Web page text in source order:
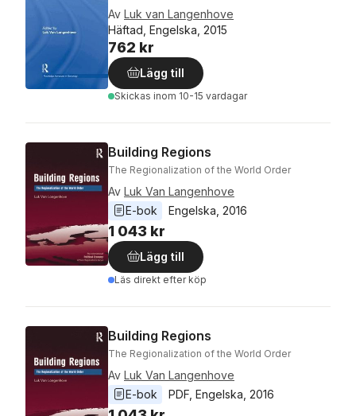
Av Luk van Langenhove
Häftad, Engelska, 2015
762 kr
Lägg till
Skickas inom 10-15 vardagar
Building Regions
The Regionalization of the World Order
Av Luk Van Langenhove
E-bok
Engelska 2016
1 043 kr
Lägg till
Läs direkt efter köp
Building Regions
The Regionalization of the World Order
Av Luk Van Langenhove
E-bok
PDF Engelska 2016